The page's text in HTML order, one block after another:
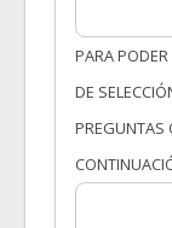
PARA PODER
DE
PREGUNTAS